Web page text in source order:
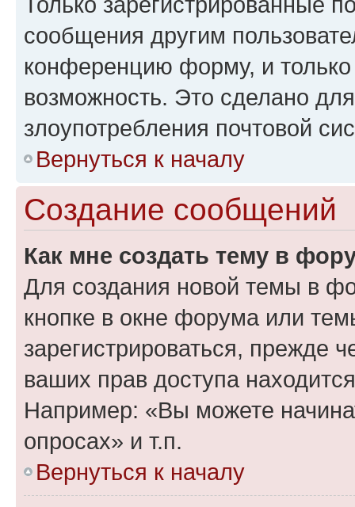
сообщения другим
конференцию форму, и
возможность. Это сделано
злоупотребления почтовой
Вернуться к началу
Создание сообщений
Как мне создать тему в
Для создания новой темы в
кнопке в окне форума или
зарегистрироваться, прежде
ваших прав доступа
Например: «Вы можете
опросах» и т.п.
Вернуться к началу